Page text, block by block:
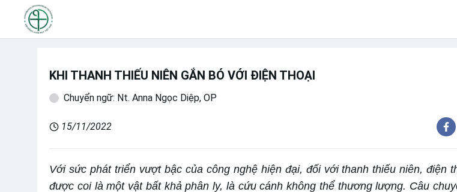
KHI THANH THIẾU NIÊN GẮN BÓ VỚI ĐIỆN THOẠI
Chuyển ngữ: Nt. Anna Ngọc Diệp, OP
15/11/2022
Với sức phát triển vượt bậc của công nghệ hiện đại, đối với thanh thiếu niên, điện
được coi là một vật bất khả phân ly, là cứu cánh không thể thương lượng. Câu